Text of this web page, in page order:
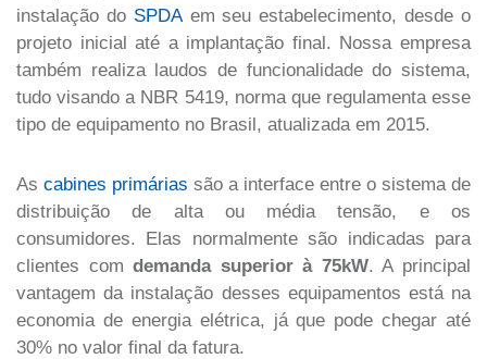
instalação do SPDA em seu estabelecimento, desde o
projeto inicial até a implantação final. Nossa empresa
também realiza laudos de funcionalidade do sistema,
tudo visando a NBR 5419, norma que regulamenta esse
tipo de equipamento no Brasil, atualizada em 2015.
As cabines primárias são a interface entre o sistema de
distribuição de alta ou média tensão, e os
consumidores. Elas normalmente são indicadas para
clientes comdemanda superior à 75kW. A principal
vantagem da instalação desses equipamentos está na
economia de energia elétrica, já que pode chegar até
30% no valor final da fatura.